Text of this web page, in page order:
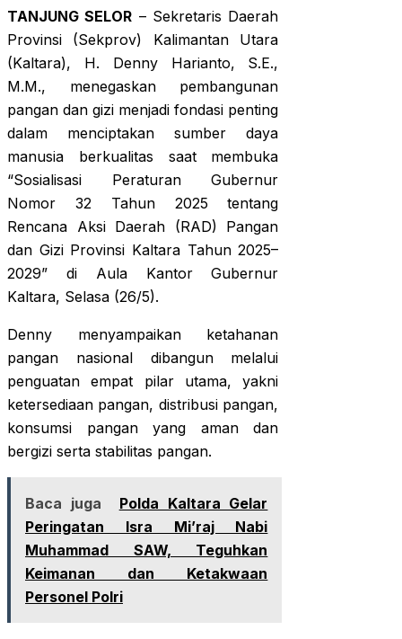
TANJUNG SELOR – Sekretaris Daerah
Provinsi (Sekprov) Kalimantan Utara
(Kaltara), H. Denny Harianto, S.E.,
M.M., menegaskan pembangunan
pangan dan gizi menjadi fondasi penting
dalam menciptakan sumber daya
manusia berkualitas saat membuka
“Sosialisasi Peraturan Gubernur
Nomor 32 Tahun 2025 tentang
Rencana Aksi Daerah (RAD) Pangan
dan Gizi Provinsi Kaltara Tahun 2025–
2029” di Aula Kantor Gubernur
Kaltara, Selasa (26/5).
Denny menyampaikan ketahanan
pangan nasional dibangun melalui
penguatan empat pilar utama, yakni
ketersediaan pangan, distribusi pangan,
konsumsi pangan yang aman dan
bergizi serta stabilitas pangan.
Baca juga
Polda Kaltara Gelar
Peringatan Isra Mi’raj Nabi
Muhammad SAW, Teguhkan
Keimanan dan Ketakwaan
Personel Polri